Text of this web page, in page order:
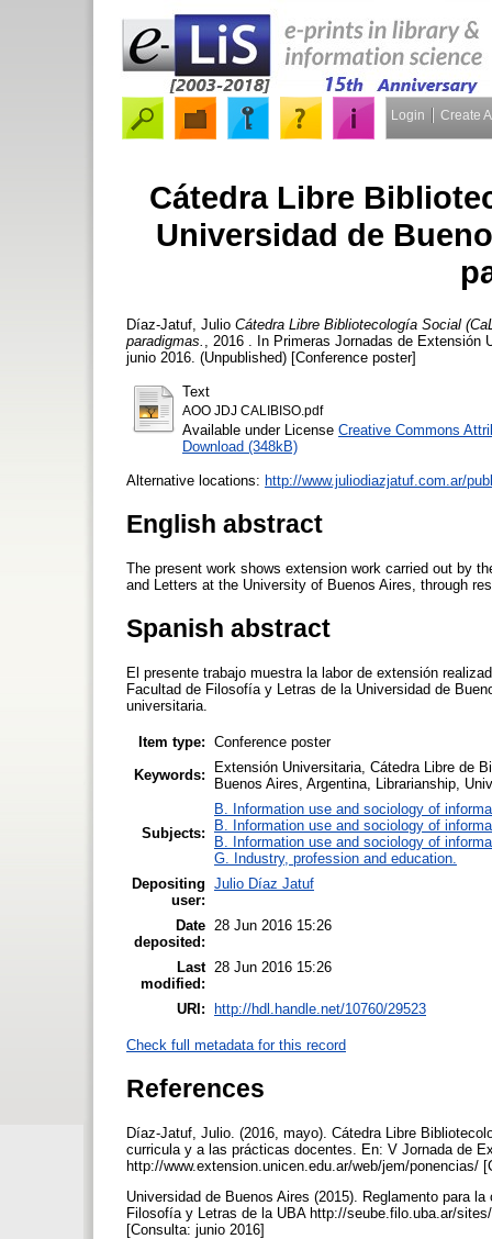
Login Create
Cátedra Libre
Universidad de
Díaz-Jatuf, Julio Cátedra Libre Bibliotecología Social
paradigmas.
, 2016 . In Primeras Jornadas de
junio 2016. (Unpublished) [Conference poster]
Text
AOO JDJ CALIBISO.pdf
Available under License Creative Commons
Download (348kB)
Alternative locations: http://www.juliodiazjatuf.com.ar/
English abstract
The present work shows extension work carried out by
and Letters at the University of Buenos Aires, through
Spanish abstract
El presente trabajo muestra la labor de extensión
Facultad de Filosofía y Letras de la Universidad de
universitaria.
Item type: Conference poster
Keywords:
Extensión Universitaria, Cátedra Libre de
Buenos Aires, Argentina, Librarianship,
Subjects:
B. Information use and sociology of
B. Information use and sociology of
B. Information use and sociology of
G. Industry, profession and education.
Depositing
user:
Julio Díaz Jatuf
Date
deposited:
28 Jun 2016 15:26
Last
modified:
28 Jun 2016 15:26
URI: http://hdl.handle.net/10760/29523
Check full metadata for this record
References
Díaz-Jatuf, Julio. (2016, mayo). Cátedra Libre
curricula y a las prácticas docentes. En: V Jornada de
http://www.extension.unicen.edu.ar/web/jem/ponencias/
Universidad de Buenos Aires (2015). Reglamento para
Filosofía y Letras de la UBA http://seube.filo.uba.ar/
[Consulta: junio 2016]